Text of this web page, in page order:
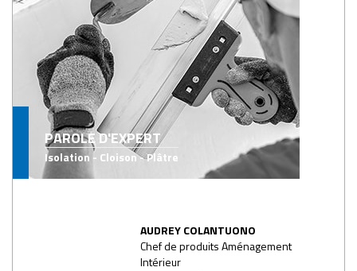
PAROLE D'EXPERT
Isolation - Cloison - Plâtre
AUDREY COLANTUONO
Chef de produits Aménagement
Intérieur